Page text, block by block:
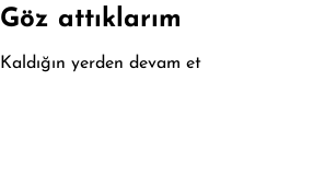
Göz attıklarım
Kaldığın yerden devam et